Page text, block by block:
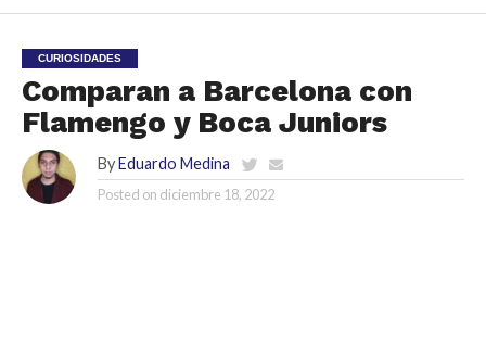
CURIOSIDADES
Comparan a Barcelona con
Flamengo y Boca Juniors
By Eduardo Medina
Posted on diciembre 18, 2022